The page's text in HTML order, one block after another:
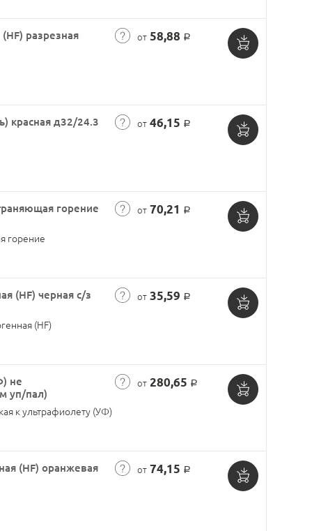
разрезная
от 58,88 Р
красная д32/24.3
от 46,15 Р
горение
от 70,21 Р
горение
(HF) черная с/з
от 35,59 Р
(HF)
не
уп/пал)
от 280,65 Р
к ультрафиолету (УФ)
(HF) оранжевая
от 74,15 Р